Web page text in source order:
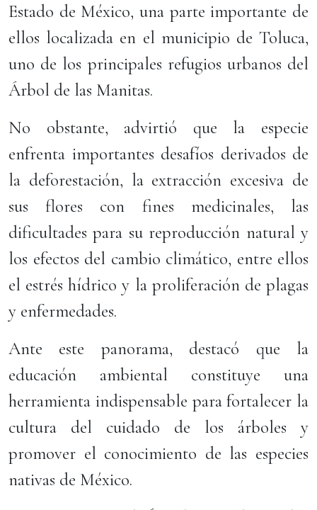
Estado de México, una parte importante de
ellos localizada en el municipio de Toluca,
uno de los principales refugios urbanos del
Árbol de las Manitas.
No obstante, advirtió que la especie
enfrenta importantes desafíos derivados de
la deforestación, la extracción excesiva de
sus flores con fines medicinales, las
dificultades para su reproducción natural y
los efectos del cambio climático, entre ellos
el estrés hídrico y la proliferación de plagas
y enfermedades.
Ante este panorama, destacó que la
educación ambiental constituye una
herramienta indispensable para fortalecer la
cultura del cuidado de los árboles y
promover el conocimiento de las especies
nativas de México.